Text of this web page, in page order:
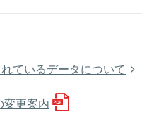
ているデータについて
更案内